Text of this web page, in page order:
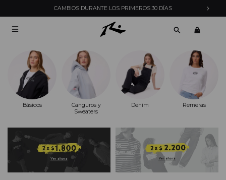
CAMBIOS DURANTE LOS PRIMEROS 30 DÍAS

Básicos
Canguros y
Sweaters
Denim Remeras